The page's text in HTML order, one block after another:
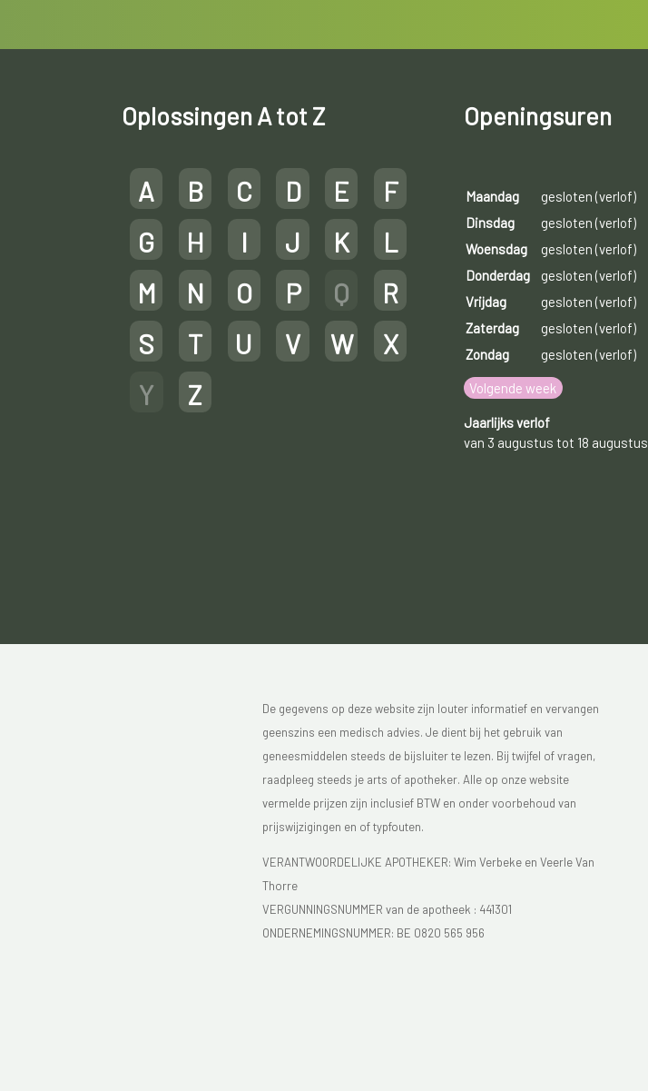
Oplossingen A tot Z
A B C D E
F
G
H I J K
L
M
N O P Q
R
S
T U V W
X
Y
Z
Openingsuren
Maandag
gesloten (verlof)
Dinsdag
gesloten (verlof)
Woensdag
gesloten (verlof)
Donderdag
gesloten (verlof)
Vrijdag
gesloten (verlof)
Zaterdag
gesloten (verlof)
Zondag
gesloten (verlof)
Volgende week
Jaarlijks verlof
van 3 augustus tot 18 augustus
De gegevens op deze website zijn louter informatief en vervangen
geenszins een medisch advies. Je dient bij het gebruik van
geneesmiddelen steeds de bijsluiter te lezen. Bij twijfel of vragen,
raadpleeg steeds je arts of apotheker. Alle op onze website
vermelde prijzen zijn inclusief BTW en onder voorbehoud van
prijswijzigingen en of typfouten.
VERANTWOORDELIJKE APOTHEKER: Wim Verbeke en Veerle Van
Thorre
VERGUNNINGSNUMMER van de apotheek : 441301
ONDERNEMINGSNUMMER: BE 0820 565 956